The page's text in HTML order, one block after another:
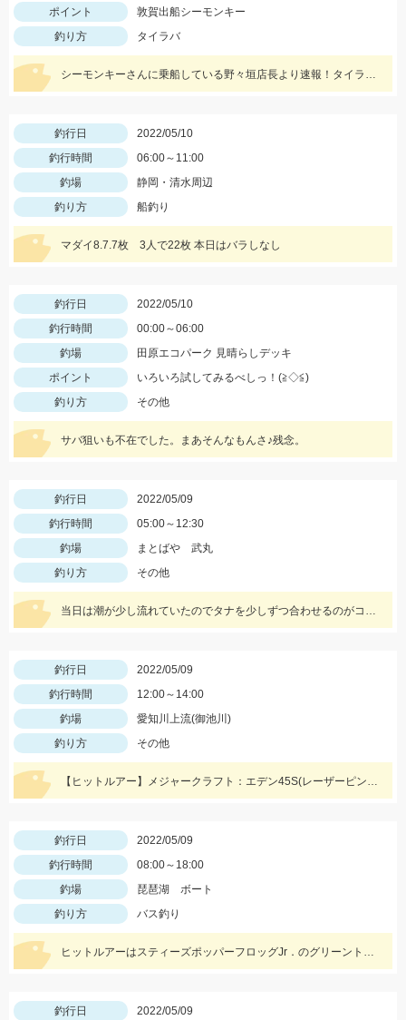
ポイント
敦賀出船シーモンキー
釣り方
タイラバ
シーモンキーさんに乗船している野々垣店長より速報！タイラバはなみだま！ジグはブリードジグが絶好調！
釣行日
2022/05/10
釣行時間
06:00～11:00
釣場
静岡・清水周辺
釣り方
船釣り
マダイ8.7.7枚 3人で22枚 本日はバラしなし
釣行日
2022/05/10
釣行時間
00:00～06:00
釣場
田原エコパーク 見晴らしデッキ
ポイント
いろいろ試してみるべしっ！(≧◇≦)
釣り方
その他
サバ狙いも不在でした。まあそんなもんさ♪残念。
釣行日
2022/05/09
釣行時間
05:00～12:30
釣場
まとばや 武丸
釣り方
その他
当日は潮が少し流れていたのでタナを少しずつ合わせるのがコツでした!!
釣行日
2022/05/09
釣行時間
12:00～14:00
釣場
愛知川上流(御池川)
釣り方
その他
【ヒットルアー】メジャークラフト：エデン45S(レーザーピンクヤマメ) まだまだ楽しめそうですよ♪
釣行日
2022/05/09
釣行時間
08:00～18:00
釣場
琵琶湖 ボート
釣り方
バス釣り
ヒットルアーはスティーズポッパーフロッグJr．のグリーントード♪
釣行日
2022/05/09